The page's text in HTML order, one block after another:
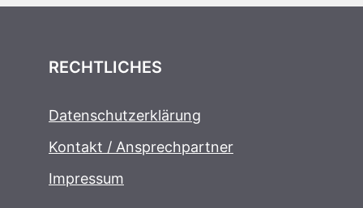
RECHTLICHES
Datenschutzerklärung
Kontakt / Ansprechpartner
Impressum